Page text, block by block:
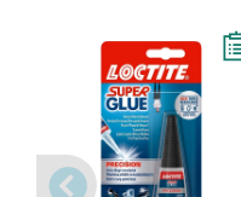
Köp Läs mer